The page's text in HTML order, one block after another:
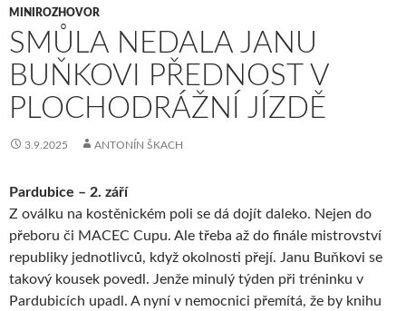
MINIROZHOVOR
SMŮLA NEDALA JANU
BUŇKOVI PŘEDNOST V
PLOCHODRÁŽNÍ JÍZDĚ
3.9.2025 ANTONÍN ŠKACH
Pardubice – 2. září
Z oválku na kostěnickém poli se dá dojít daleko. Nejen do
přeboru či MACEC Cupu. Ale třeba až do finále mistrovství
republiky jednotlivců, když okolnosti přejí. Janu Buňkovi se
takový kousek povedl. Jenže minulý týden při tréninku v
Pardubicích upadl. A nyní v nemocnici přemítá, že by knihu